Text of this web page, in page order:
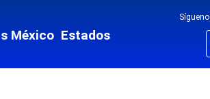
México Estados